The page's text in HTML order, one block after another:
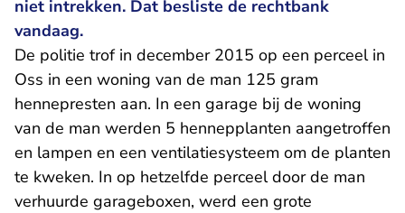
niet intrekken. Dat besliste de rechtbank
vandaag.
De politie trof in december 2015 op een perceel in
Oss in een woning van de man 125 gram
hennepresten aan. In een garage bij de woning
van de man werden 5 hennepplanten aangetroffen
en lampen en een ventilatiesysteem om de planten
te kweken. In op hetzelfde perceel door de man
verhuurde garageboxen, werd een grote